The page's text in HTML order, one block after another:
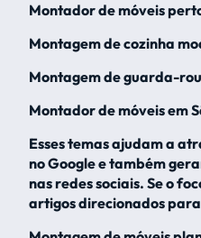
Montador de móveis
Montagem de cozinha
Montagem de guarda-
Montador de móveis em
Esses temas ajudam a
no Google e também
nas redes sociais. Se o
artigos direcionados